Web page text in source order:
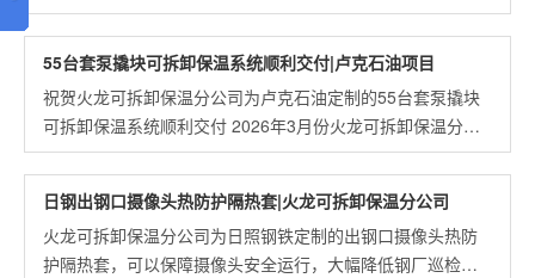
安装效果图。.....
55台套泵撬块可拆卸保温系统顺利交付|卢克石油项目
祝贺火龙可拆卸保温分公司为卢克石油定制的55台套泵撬块
可拆卸保温系统顺利交付 2026年3月份火龙可拆卸保温分公
司与设备厂家达成合作意向,紧接着入驻现场测量,6月份安装
.....
日钢出钢口摄像头热防护隔热套|火龙可拆卸保温分公司
火龙可拆卸保温分公司为日照钢铁定制的出钢口摄像头热防
护隔热套，可以保障摄像头安全运行，大幅降低钢厂巡检人